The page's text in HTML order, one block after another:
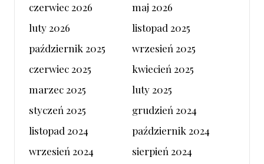
czerwiec 2026
maj 2026
luty 2026
listopad 2025
październik 2025
wrzesień 2025
czerwiec 2025
kwiecień 2025
marzec 2025
luty 2025
styczeń 2025
grudzień 2024
listopad 2024
październik 2024
wrzesień 2024
sierpień 2024